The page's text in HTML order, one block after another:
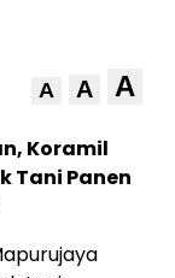
A A A
Koramil
Tani Panen